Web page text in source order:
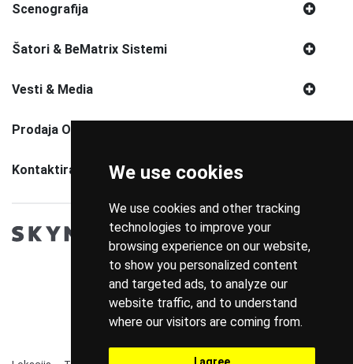
We use cookies
We use cookies and other tracking
technologies to improve your
browsing experience on our website,
to show you personalized content
and targeted ads, to analyze our
website traffic, and to understand
where our visitors are coming from.
Scenografija
Šatori & BeMatrix Sistemi
Vesti & Media
Prodaja Opreme
Kontaktirajte Nas